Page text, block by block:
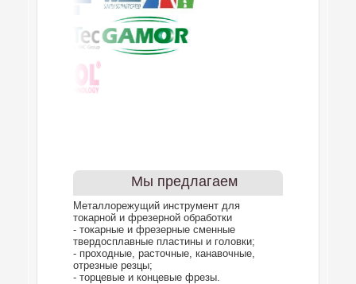
Мы предлагаем
Металлорежущий инструмент для
токарной и фрезерной обработки
- токарные и фрезерные сменные
твердосплавные пластины и головки;
- проходные, расточные, канавочные,
отрезные резцы;
- торцевые и концевые фрезы.